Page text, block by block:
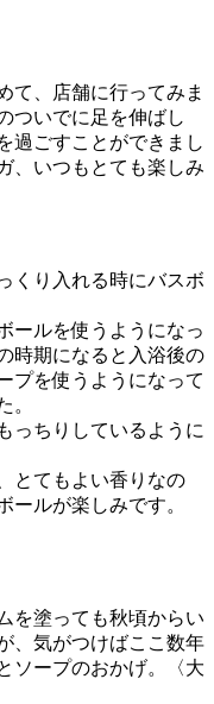
て、店舗に行ってみま
ついでに足を伸ばし
過ごすことができまし
、いつもとても楽しみ
くり入れる時にバスボ
ールを使うようになっ
時期になると入浴後の
プを使うようになって
。
っちりしているように
とてもよい香りなの
ールが楽しみです。
を塗っても秋頃からい
、気がつけばここ数年
ソープのおかげ。〈大